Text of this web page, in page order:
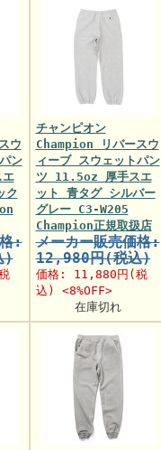
ウ
ン
ク
:
)
チャンピオン
Champion リバースウ
ィーブ スウェットパン
ツ 11.5oz 厚手スエ
ット 青タグ シルバー
グレー C3-W205
Champion正規取扱店
メーカー販売価格:
12,980円(税込)
価格: 11,880円 (税
込) <8%OFF>
在庫切れ